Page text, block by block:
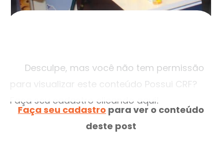
Desculpe, mas você não tem permissão
para visualizar este conteúdo Possui CRF?
Faça seu cadastro clicando aqui!
Faça seu cadastro para ver o conteúdo
deste post